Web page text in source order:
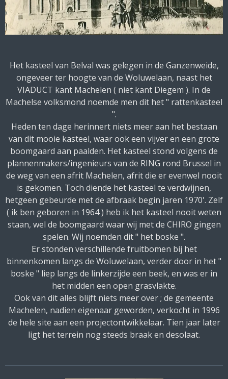
Het kasteel van Belval was gelegen in de Ganzenweide,
ongeveer ter hoogte van de Woluwelaan, naast het
VIADUCT kant Machelen ( niet kant Diegem ). In de
Machelse volksmond noemde men dit het " rattenkasteel
".
Heden ten dage herinnert niets meer aan het bestaan
van dit mooie kasteel, waar ook een vijver en een grote
boomgaard aan paalden. Het kasteel stond volgens de
plannenmakers/ingenieurs van de RING rond Brussel in
de weg van een afrit Machelen, afrit die er evenwel nooit
is gekomen. Toch diende het kasteel te verdwijnen,
hetgeen gebeurde met de afbraak begin jaren 1970'. Zelf
( ik ben geboren in 1964 ) heb ik het kasteel nooit weten
staan, wel de boomgaard waar wij met de CHIRO gingen
spelen. Wij noemden dit " het boske ".
Er stonden verschillende fruitbomen bij het
binnenkomen langs de Woluwelaan, verder door in het "
boske " liep langs de linkerzijde een beek, en was er in
het midden een open grasvlakte.
Ook van dit alles blijft niets meer over ; de gemeente
Machelen, nadien eigenaar geworden, verkocht in 1996
de hele site aan een projectontwikkelaar. Tien jaar later
ligt het terrein nog steeds braak en desolaat.